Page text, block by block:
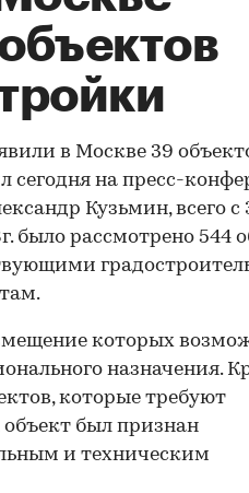
в Москве 39
сегодня на пресс-
Кузьмин, всего с
было рассмотрено 544
которых
назначения.
которые требуют
объект был признан
и техническим